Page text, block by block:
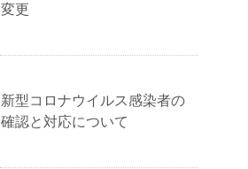
変更
新型コロナウイルス感染者の
確認と対応について